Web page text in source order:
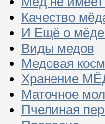
Качество
И Ещё о мёде
Виды медов
Медовая
Хранение
Маточное
Пчелиная